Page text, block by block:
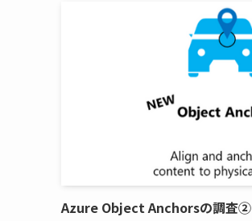
Azure Object Anchorsの調査②